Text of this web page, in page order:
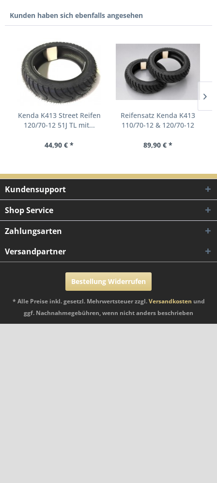
Kunden haben sich ebenfalls angesehen
Kenda K413 Street Reifen
120/70-12 51J TL mit...
44,90 € *
Reifensatz Kenda K413
110/70-12 & 120/70-12
89,90 € *
Kundensupport
Shop Service
Zahlungsarten
Versandpartner
Bestellung Widerrufen
* Alle Preise inkl. gesetzl. Mehrwertsteuer zzgl.Versandkosten und
ggf. Nachnahmegebühren, wenn nicht anders beschrieben